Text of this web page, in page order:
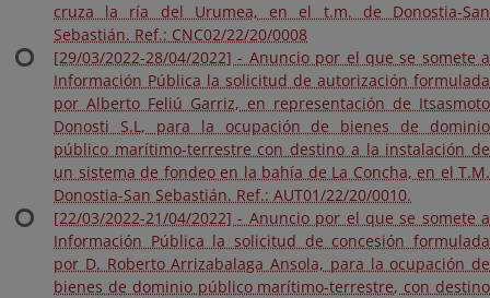
cruza la ría del Urumea, en el t.m. de Donostia-San
Sebastián. Ref.: CNC02/22/20/0008
[29/03/2022-28/04/2022] - Anuncio por el que se somete a
Información Pública la solicitud de autorización formulada
por Alberto Feliú Garriz, en representación de Itsasmoto
Donosti S.L, para la ocupación de bienes de dominio
público marítimo-terrestre con destino a la instalación de
un sistema de fondeo en la bahía de La Concha, en el T.M.
Donostia-San Sebastián. Ref.: AUT01/22/20/0010.
[22/03/2022-21/04/2022] - Anuncio por el que se somete a
Información Pública la solicitud de concesión formulada
por D. Roberto Arrizabalaga Ansola, para la ocupación de
bienes de dominio público marítimo-terrestre, con destino